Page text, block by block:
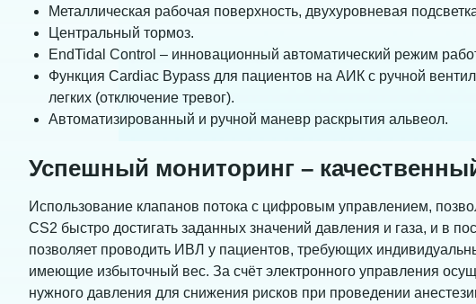
Металлическая рабочая поверхность, двухуровневая
Центральный тормоз.
EndTidal Control – инновационный автоматический режим
Функция Cardiac Bypass для пациентов на АИК с ручной
легких (отключение тревог).
Автоматизированный и ручной маневр раскрытия альвеол.
Успешный мониторинг –
Использование клапанов потока с цифровым управлением,
CS2 быстро достигать заданных значений давления и газа, и в
позволяет проводить ИВЛ у пациентов, требующих
имеющие избыточный вес. За счёт электронного управления
нужного давления для снижения рисков при проведении